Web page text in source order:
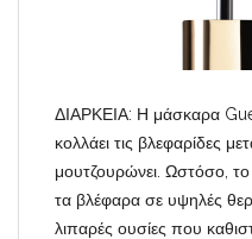
ΔΙΑΡΚΕΙΑ: Η μάσκαρα
κολλάει τις βλεφαρίδες
μουτζουρώνει. Ωστόσο,
τα βλέφαρα σε υψηλές
λιπαρές ουσίες που